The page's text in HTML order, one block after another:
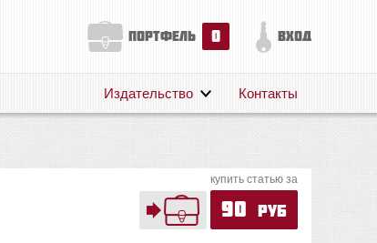
портфель 0 вход
Публикации
Издательство Контакты
купить статью за
90 руб